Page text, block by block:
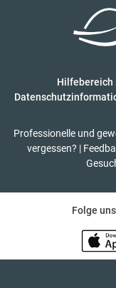
Hilfebereich
Professionelle und
vergessen? |
Folge